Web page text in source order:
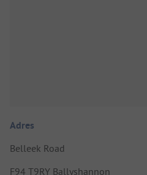
Adres
Belleek Road
F94 T9RY Ballyshannon